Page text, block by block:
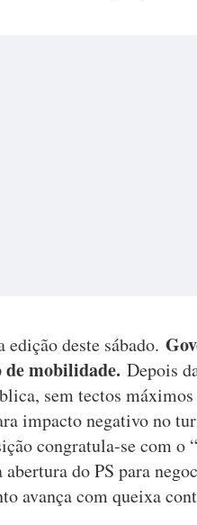
deste sábado.
de mobilidade. Depois
sem tectos
impacto negativo no
congratula-se com o
do PS para
avança com queixa